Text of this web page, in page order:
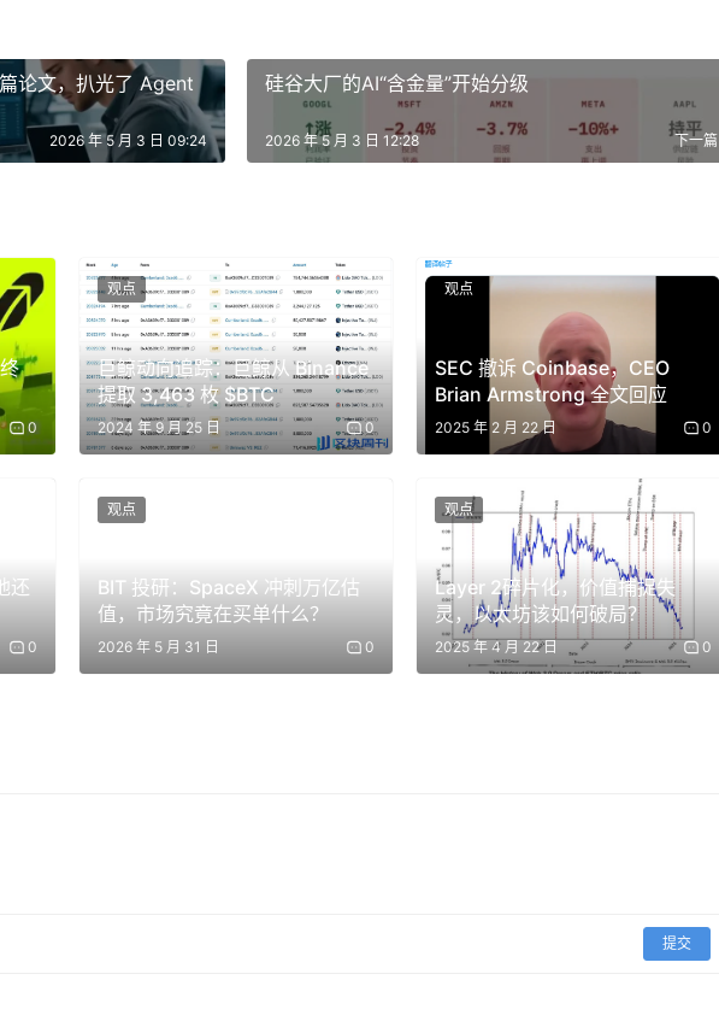
行。后面的人会跟上，因为体验确实更好。」
是 1-2 美分。信用卡固定手续费是 30 美分。交易费率在这个场景下完全荒谬。
，而且成功地活过了从非互联网到互联网的转型期。虽然被折腾得够呛，但它确实活
你们有货币传输牌照，你们完全可以替客户即时铸造稳定币，让他们用稳定币支付。
装个信用卡优化技能（skill），现在你能精确看到每张卡的 ROI。当你对信用卡零忠
应就都没了。」
从来不喜欢购物。」
Merit Systems 的 Sam Ragsdale，他正在做一个 Agent Cash 的项目，我们待会
，你在一线建设，你先来说一下？
论文，扒光了 Agent
2026 年 5 月 3 日 09:24
硅谷大厂的AI“含金量”开始分级
下一篇
2026 年 5 月 3 日 12:28
0
巨鲸动向追踪：巨鲸从 Binance
提取 3,463 枚 $BTC
2024 年 9 月 25 日 0
观点
SEC 撤诉 Coinbase，CEO
Brian Armstrong 全文回应
2025 年 2 月 22 日 0
观点
还
0
BIT 投研：SpaceX 冲刺万亿估
值，市场究竟在买单什么？
2026 年 5 月 31 日 0
观点
Layer 2碎片化，价值捕捉失
灵，以太坊该如何破局？
2025 年 4 月 22 日 0
观点
提交